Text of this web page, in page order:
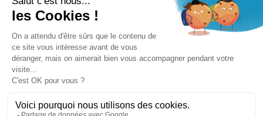
Mentions légales
Conditions générales de ventes